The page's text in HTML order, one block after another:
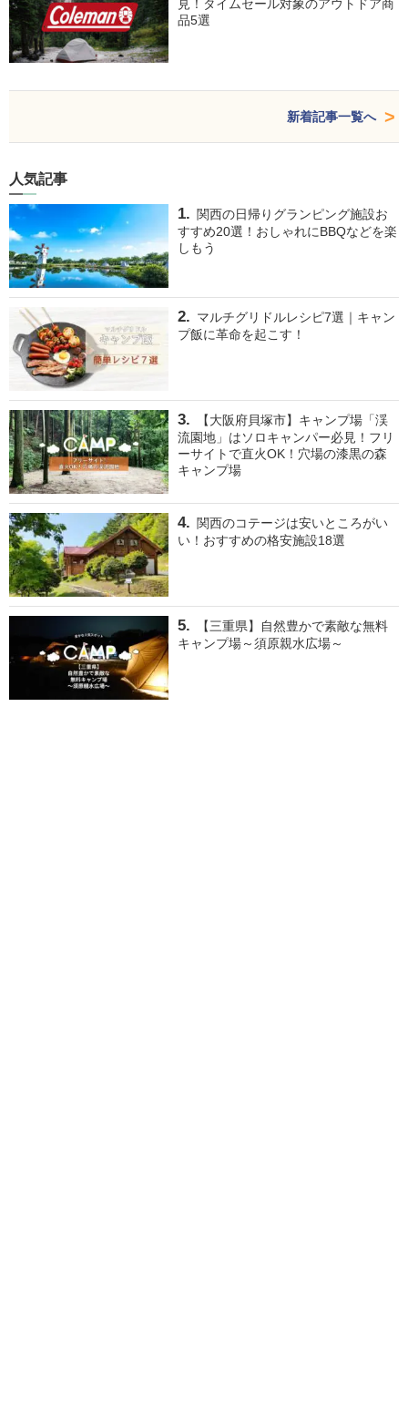
見！タイムセール対象のアウトドア商
品5選
新着記事一覧へ
人気記事
関西の日帰りグランピング施設お
すすめ20選！おしゃれにBBQなどを楽
しもう
マルチグリドルレシピ7選｜キャン
プ飯に革命を起こす！
【大阪府貝塚市】キャンプ場「渓
流園地」はソロキャンパー必見！フリ
ーサイトで直火OK！穴場の漆黒の森
キャンプ場
関西のコテージは安いところがい
い！おすすめの格安施設18選
【三重県】自然豊かで素敵な無料
キャンプ場～須原親水広場～